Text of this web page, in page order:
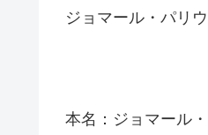
ジョマール・パリ
本名：ジョマール